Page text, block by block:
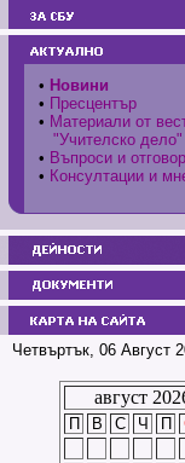
• Новини
• Пресцентър
• Материали от
"Учителско дело"
• Въпроси и
• Консултации и
Четвъртък, 06 Август
август
П В С Ч П